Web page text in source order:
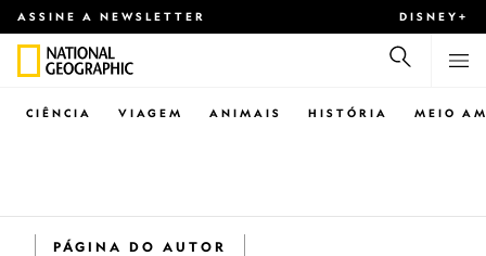
ASSINE A NEWSLETTER DISNEY+
CIÊNCIA VIAGEM ANIMAIS HISTÓRIA MEIO
PÁGINA DO AUTOR